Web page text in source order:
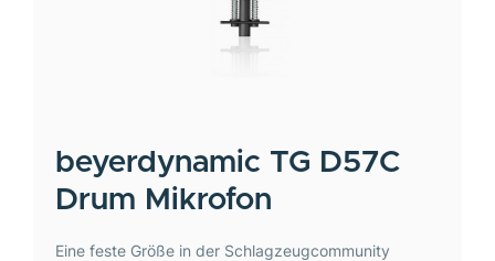
beyerdynamic TG D57C
Drum Mikrofon
Eine feste Größe in der Schlagzeugcommunity